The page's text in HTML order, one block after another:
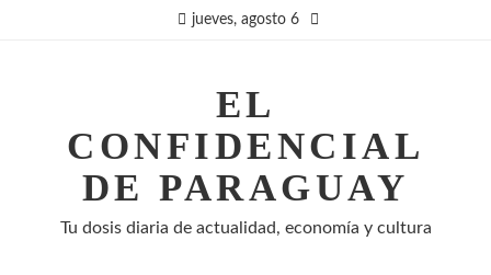
jueves, agosto 6
EL
CONFIDENCIAL
DE PARAGUAY
Tu dosis diaria de actualidad, economía y cultura